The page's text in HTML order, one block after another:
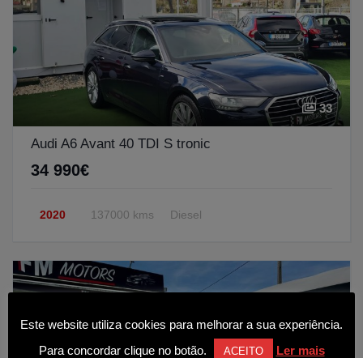
33
Audi A6 Avant 40 TDI S tronic
34 990€
2020 137000 kms Diesel
Este website utiliza cookies para melhorar a sua experiência.
Para concordar clique no botão.
ACEITO Ler mais